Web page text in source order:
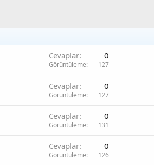
Cevaplar 0
Görüntüleme 127
Cevaplar 0
Görüntüleme 127
Cevaplar 0
Görüntüleme 131
Cevaplar 0
Görüntüleme 126